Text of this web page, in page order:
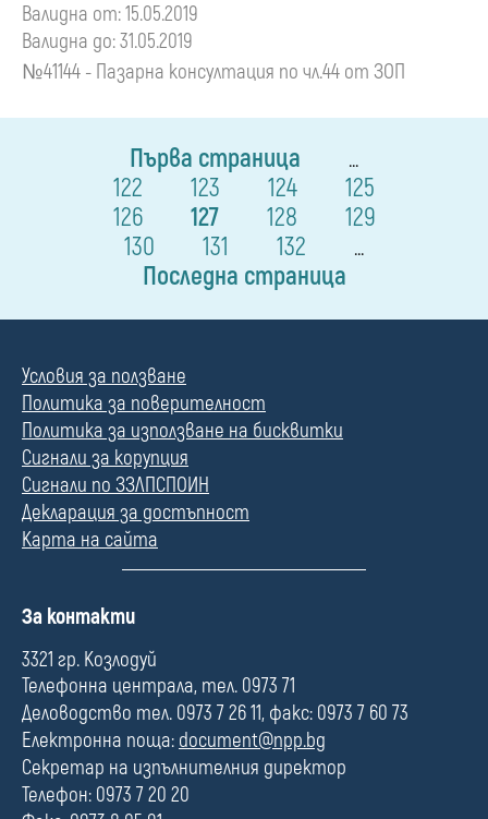
Валидна от: 15.05.2019
Валидна до: 31.05.2019
№41144 - Пазарна консултация по чл.44 от ЗОП
Първа страница ...
122 123 124
125
126
127 128
129
130
131 132 ...
Последна страница
Условия за ползване
Политика за поверителност
Политика за използване на бисквитки
Сигнали за корупция
Сигнали по ЗЗЛПСПОИН
Декларация за достъпност
Карта на сайта
П
л
е
За контакти
3321 гр. Козлодуй
Телефонна централа, тел. 0973 71
Деловодство тел. 0973 7 26 11, факс: 0973 7 60 73
Електронна поща: document@npp.bg
Секретар на изпълнителния директор
Телефон: 0973 7 20 20